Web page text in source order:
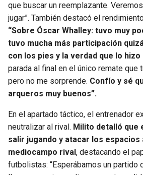
que buscar un reemplazante.
jugar”. También destacó el
“Sobre Óscar Whalley: tuvo muy
tuvo mucha más participación
con los pies y la verdad que lo hizo
parada al final en el único remate que
pero no me sorprende. Confío y sé
arqueros muy buenos”.
En el apartado táctico, el entrenador
neutralizar al rival. Milito detalló que
salir jugando y atacar los espacios
mediocampo rival , destacando el
futbolistas: “Esperábamos un partido